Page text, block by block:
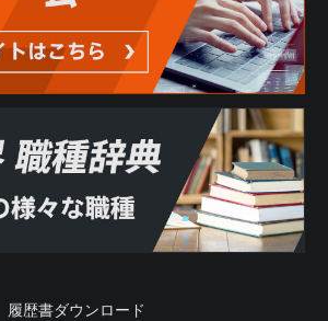
履歴書ダウンロード